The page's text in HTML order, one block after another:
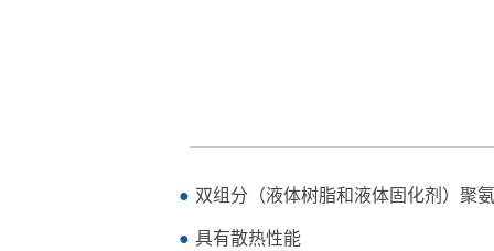
双组分（液体树脂和液体固化剂）聚
具有散热性能